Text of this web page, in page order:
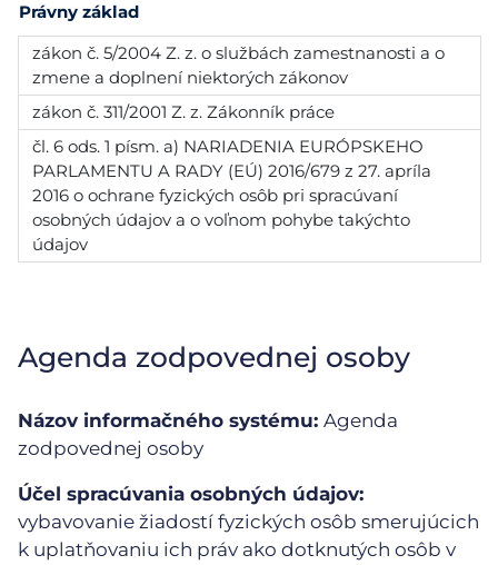
Právny základ
zákon č. 5/2004 Z. z. o službách zamestnanosti a o
zmene a doplnení niektorých zákonov
zákon č. 311/2001 Z. z. Zákonník práce
čl. 6 ods. 1 písm. a) NARIADENIA EURÓPSKEHO
PARLAMENTU A RADY (EÚ) 2016/679 z 27. apríla
2016 o ochrane fyzických osôb pri spracúvaní
osobných údajov a o voľnom pohybe takýchto
údajov
Agenda zodpovednej osoby
Názov informačného systému: Agenda
zodpovednej osoby
Účel spracúvania osobných údajov:
vybavovanie žiadostí fyzických osôb smerujúcich
k uplatňovaniu ich práv ako dotknutých osôb v